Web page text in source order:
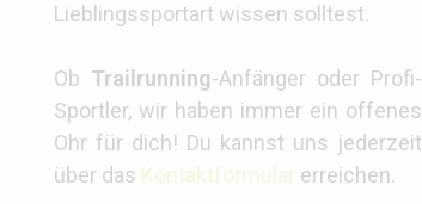
Lieblingssportart wissen solltest.
Ob Trailrunning-Anfänger oder Profi-
Sportler, wir haben immer ein offenes
Ohr für dich! Du kannst uns jederzeit
über das Kontaktformular erreichen.